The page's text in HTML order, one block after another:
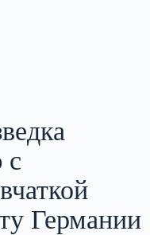
с
Германии